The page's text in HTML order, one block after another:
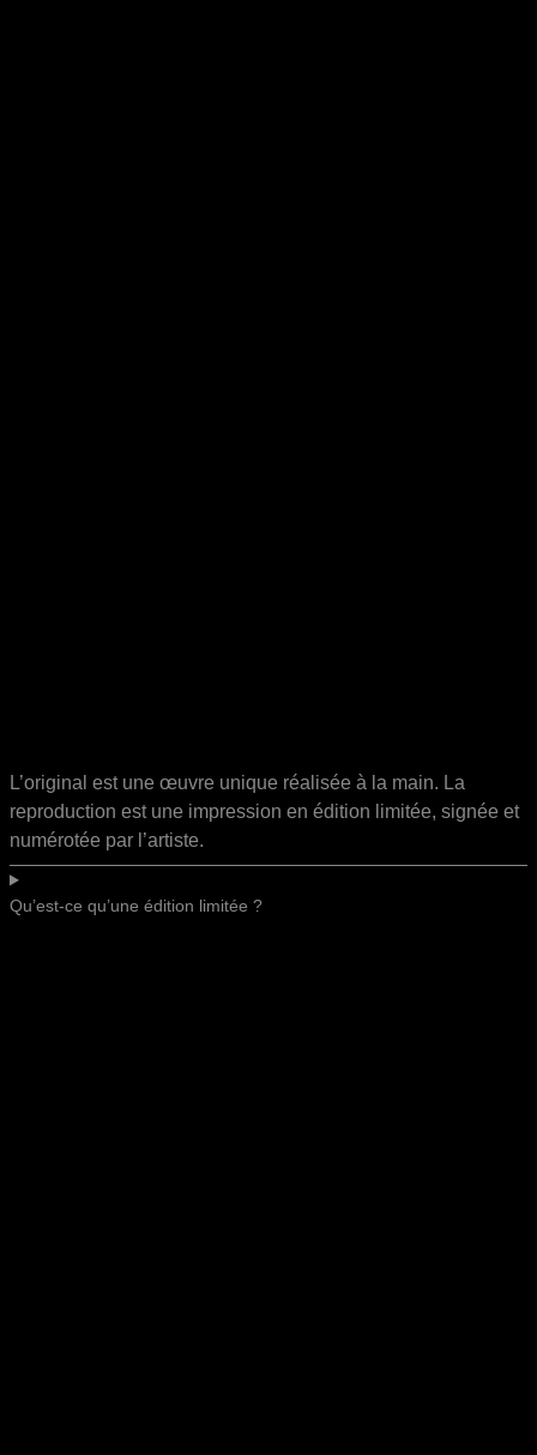
L’original est une œuvre unique réalisée à la main. La
reproduction est une impression en édition limitée, signée et
numérotée par l’artiste.
Qu’est-ce qu’une édition limitée ?